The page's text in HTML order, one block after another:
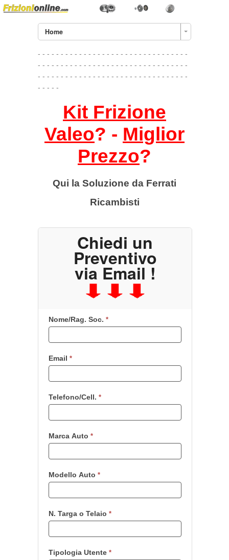
Home
- - - - - - - - - - - - - - - - - - - - - - - - - - - - - - - - -
- - - - - - - - - - - - - - - - - - - - - - - - - - - - - - - - -
- - - - - - - - - - - - - - - - - - - - - - - - - - - - - - - - -
- - - - -
Kit Frizione
Valeo? - Miglior
Prezzo?
Qui la Soluzione da Ferrati
Ricambisti
Chiedi un
Preventivo
via Email !
Nome/Rag. Soc. *
Email *
Telefono/Cell. *
Marca Auto *
Modello Auto *
N. Targa o Telaio *
Tipologia Utente *
Se
sei
un
umano,
questo
campo
vuoto.